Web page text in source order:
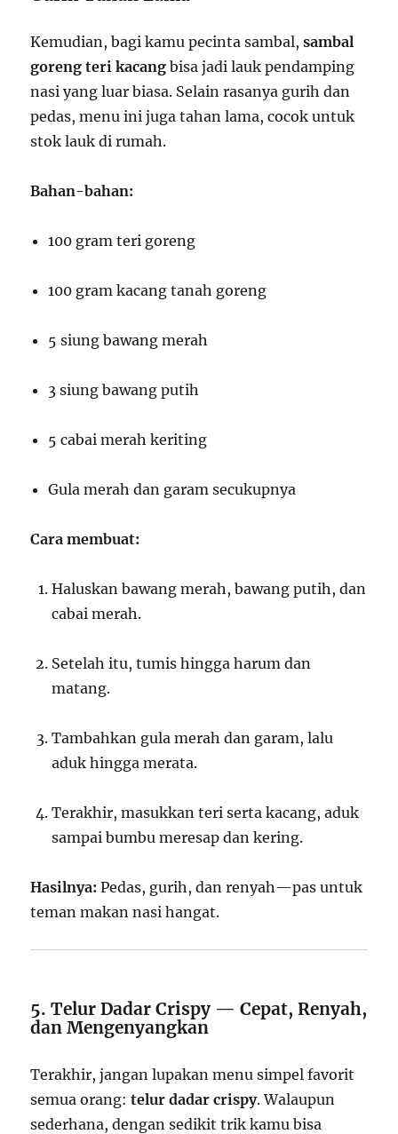
Kemudian, bagi kamu pecinta sambal,sambal
goreng teri kacang bisa jadi lauk pendamping
nasi yang luar biasa. Selain rasanya gurih dan
pedas, menu ini juga tahan lama, cocok untuk
stok lauk di rumah.
Bahan-bahan:
100 gram teri goreng
100 gram kacang tanah goreng
5 siung bawang merah
3 siung bawang putih
5 cabai merah keriting
Gula merah dan garam secukupnya
Cara membuat:
Haluskan bawang merah, bawang putih, dan
cabai merah.
Setelah itu, tumis hingga harum dan
matang.
Tambahkan gula merah dan garam, lalu
aduk hingga merata.
Terakhir, masukkan teri serta kacang, aduk
sampai bumbu meresap dan kering.
Hasilnya: Pedas, gurih, dan renyah—pas untuk
teman makan nasi hangat.
5. Telur Dadar Crispy — Cepat, Renyah,
dan Mengenyangkan
Terakhir, jangan lupakan menu simpel favorit
semua orang:telur dadar crispy. Walaupun
sederhana, dengan sedikit trik kamu bisa